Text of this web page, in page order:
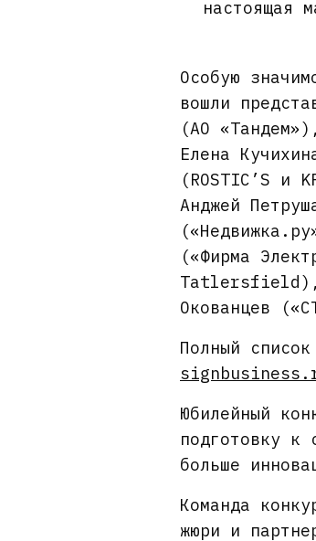
настоящая
Особую
вошли
(АО
Елена
(ROSTIC’S и
Анджей
(«Фирма
Tatlersfield),
Окованцев
Полный
Юбилейный
подготовку к
больше
Команда
жюри и